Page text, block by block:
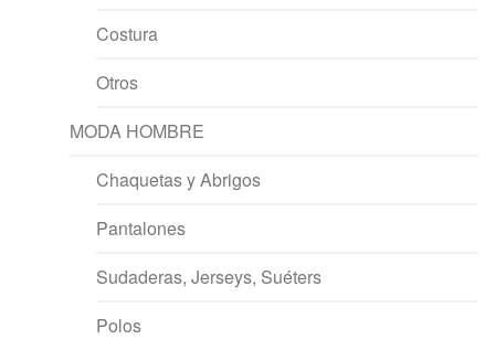
Costura
Otros
MODA HOMBRE
Chaquetas y Abrigos
Pantalones
Sudaderas, Jerseys, Suéters
Polos